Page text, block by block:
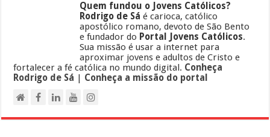
Quem fundou o Jovens Católicos?
Rodrigo de Sá é carioca, católico
apostólico romano, devoto de São Bento
e fundador do Portal Jovens Católicos.
Sua missão é usar a internet para
aproximar jovens e adultos de Cristo e
fortalecer a fé católica no mundo digital. Conheça
Rodrigo de Sá | Conheça a missão do portal